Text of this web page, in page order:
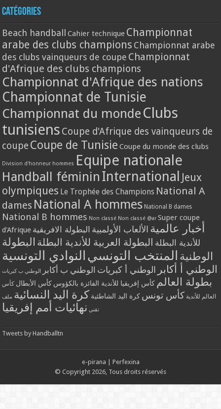
Catégories
Beach handball Cahier technique Championnat
arabe des clubs champions Championnat arabe
des clubs vainqueurs de coupe Championnat
d'Afrique des clubs champions
Championnat d'Afrique des nations
Championnat de Tunisie
Championnat du monde Clubs
tunisiens Coupe d'Afrique des vainqueurs de
coupe Coupe de Tunisie Coupe du monde des clubs
Division d'honneur hommes Equipe nationale
Handball féminin International
Jeux
olympiques Le Trophée des Champions National A
dames National A hommes National B dames
National B hommes Non classé Non classé @ar Super coupe
d'Afrique
أخبار عالمية الألعاب الأولمبية البطولة الافريقية
للأندية البطلة البطولة العربية للأندية البطلة البطولة
الوطنية المنتخب التونسي النوادي التونسية
الوطني أ أكابر الوطني أ كبريات الوطني ب أكابر الوطني ب كبريات
بطولة العالم كأس إفريقيا للأندية الفائزة بالكؤوس كأس الأبطال كأس
العالم للأندية كأس تونس كرة اليد الشاطئية كرة اليد النسائية ملف
تقني نهائيات أمم إفريقيا
Tweets by Handballtn
e-pirana
Perfexina
© Copyright 2026, Tous droits réservés